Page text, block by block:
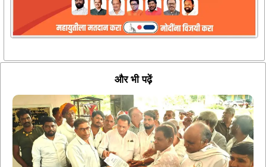
और भी पढ़ें